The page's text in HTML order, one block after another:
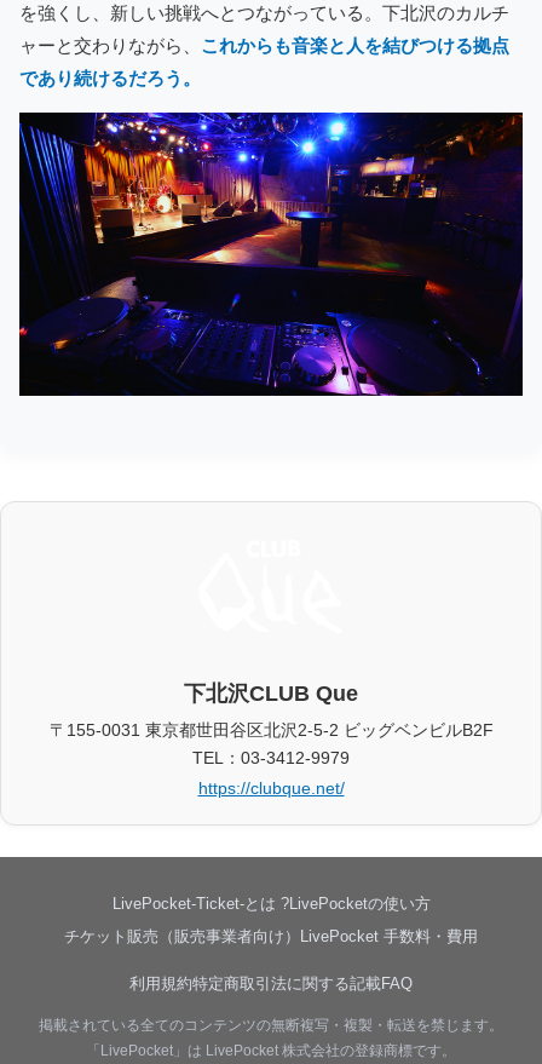
を強くし、新しい挑戦へとつながっている。下北沢のカルチ
ャーと交わりながら、 これからも音楽と人を結びつける拠点
であり続けるだろう。
下北沢CLUB Que
〒155-0031 東京都世田谷区北沢2-5-2 ビッグベンビルB2F
TEL：03-3412-9979
https://clubque.net/
LivePocket-Ticket-とは ?LivePocketの使い方
チケット販売（販売事業者向け）
LivePocket 手数料・費用
利用規約特定商取引法に関する記載FAQ
掲載されている全てのコンテンツの無断複写・複製・転送を禁じます。
「LivePocket」は LivePocket 株式会社の登録商標です。